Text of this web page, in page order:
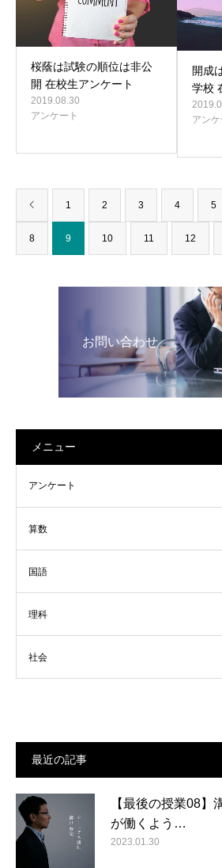
桜蔭は試験の順位は非公
開 在校生アンケート
2019.08.30
アンケート
開成
学校
アンケ
1 2 3 4 5
8 9 10 11 12
お問い合わせ
メニュー
アンケート
算数
国語
理科
社会
最近の記事
【最後の授業08】
が働くよう…
2023.01.30